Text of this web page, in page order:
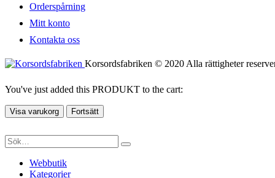
Orderspårning
Mitt konto
Kontakta oss
Korsordsfabriken © 2020 Alla rättigheter
You've just added this PRODUKT to the cart:
Visa varukorg Fortsätt
Webbutik
Kategorier